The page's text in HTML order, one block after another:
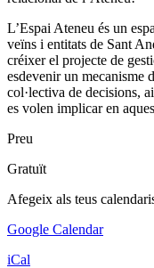
L’Espai Ateneu és un
veïns i entitats de Sant
créixer el projecte de
esdevenir un mecanisme
col·lectiva de decisions,
es volen implicar en
Preu
Gratuït
Afegeix als teus
Google Calendar
iCal